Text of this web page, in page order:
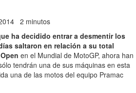
2 minutos
ha decidido entrar a desmentir los
saltaron en relación a su total
en el Mundial de MotoGP, ahora han
tendrán una de sus máquinas en esta
una de las motos del equipo Pramac